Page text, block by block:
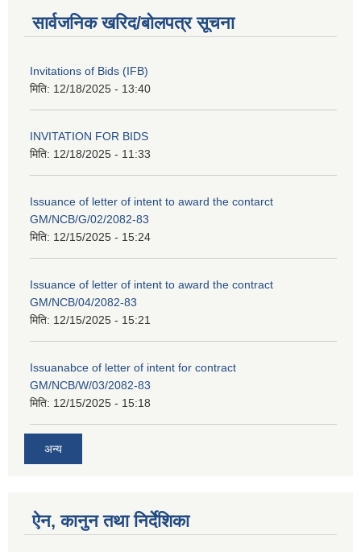
सार्वजनिक खरिद/बोलपत्र सूचना
Invitations of Bids (IFB)
मिति: 12/18/2025 - 13:40
INVITATION FOR BIDS
मिति: 12/18/2025 - 11:33
Issuance of letter of intent to award the contarct
GM/NCB/G/02/2082-83
मिति: 12/15/2025 - 15:24
Issuance of letter of intent to award the contract
GM/NCB/04/2082-83
मिति: 12/15/2025 - 15:21
Issuanabce of letter of intent for contract
GM/NCB/W/03/2082-83
मिति: 12/15/2025 - 15:18
अन्य
ऐन, कानुन तथा निर्देशिका